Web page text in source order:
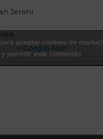
Jeroni
+ Google Map
aceptar cookies de
y permitir este contenido